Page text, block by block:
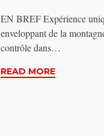
EN BREF Expérience
enveloppant de la
contrôle dans…
READ MORE